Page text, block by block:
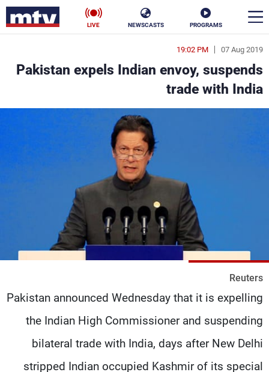
PROGRAMS
NEWSCASTS
LIVE
07 Aug 2019
19:02 PM
Pakistan expels Indian envoy, suspends
trade with India
Reuters
Pakistan announced Wednesday that it is expelling
the Indian High Commissioner and suspending
bilateral trade with India, days after New Delhi
stripped Indian occupied Kashmir of its special
en
الأخبار
سياسة ناس
فن
رياضة
البرامج
جدول البرامج
شاهد البرامج
الترددات
عن MTV
الإنـتـاج
لاعلاناتكم
وظائف
تواصل معنا
شروط الإسـتخدام